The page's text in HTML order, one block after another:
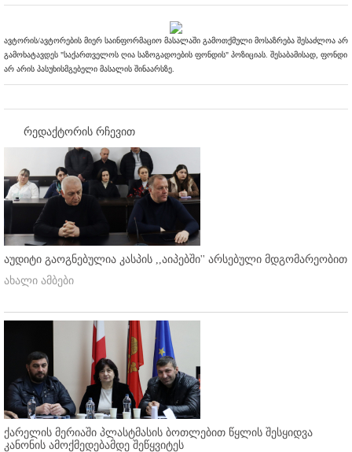
ავტორის/ავტორების მიერ საინფორმაციო მასალაში გამოთქმული მოსაზრება შესაძლოა არ
გამოხატავდეს "საქართველოს ღია საზოგადოების ფონდის" პოზიციას. შესაბამისად, ფონდი
არ არის პასუხისმგებელი მასალის შინაარსზე.
რედაქტორის რჩევით
აუდიტი გაოგნებულია კასპის ,,აიპებში'' არსებული მდგომარეობით
ახალი ამბები
ქარელის მერიაში პლასტმასის ბოთლებით წყლის შესყიდვა
კანონის ამოქმედებამდე შეწყვიტეს